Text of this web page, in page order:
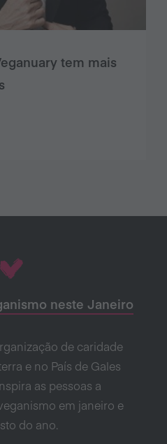
tem mais
neste Janeiro
de caridade
e no País de Gales
as pessoas a
em janeiro e
do ano.